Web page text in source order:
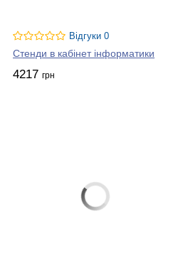
Відгуки 0
Стенди в кабінет інформатики
4217 грн